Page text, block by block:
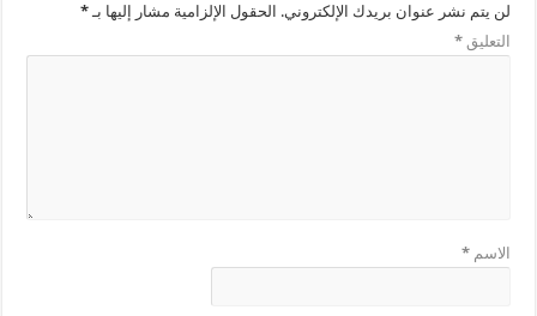
لن يتم نشر عنوان بريدك الإلكتروني. الحقول الإلزامية مشار إليها بـ*
التعليق*
الاسم*